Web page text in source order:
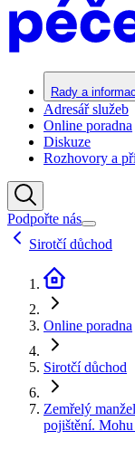
Rady a
Adresář služeb
Online poradna
Diskuze
Rozhovory a
Podpořte nás
Sirotčí důchod
Online poradna
Sirotčí důchod
Zemřelý
pojištění.